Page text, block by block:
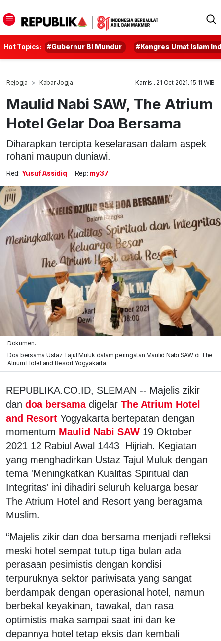
Hot Topics: #Gubernur BI Mundur #Kongres Umat Islam
Rejogja Kabar Jogja Kamis , 21 Oct 2021, 15:11 WIB
Maulid Nabi SAW, The Atrium
Hotel Gelar Doa Bersama
Diharapkan tercipta keselarasan dalam aspek
rohani maupun duniawi.
Red: Yusuf Assidiq Rep: my37
Dokumen.
Doa bersama Ustaz Tajul Muluk dalam peringatan Maulid Nabi SAW di The
Atrium Hotel and Resort Yogyakarta.
REPUBLIKA.CO.ID, SLEMAN -- Majelis zikir
dan doa bersama digelar The Atrium Hotel
and Resort Yogyakarta bertepatan dengan
momentum Maulid Nabi SAW 19 Oktober
2021 12 Rabiul Awal 1443 Hijriah. Kegiatan
yang menghadirkan Ustaz Tajul Muluk dengan
tema 'Meningkatkan Kualitas Spiritual dan
Integritas' ini dihadiri seluruh keluarga besar
The Atrium Hotel and Resort yang beragama
Muslim.
“Majelis zikir dan doa bersama menjadi refleksi
meski hotel sempat tutup tiga bulan ada
perasaan pesimistis dengan kondisi
terpuruknya sektor pariwisata yang sangat
berdampak dengan operasional hotel, namun
berbekal keyakinan, tawakal, dan rasa
optimistis maka sampai saat ini dan ke
depannya hotel tetap eksis dan kembali